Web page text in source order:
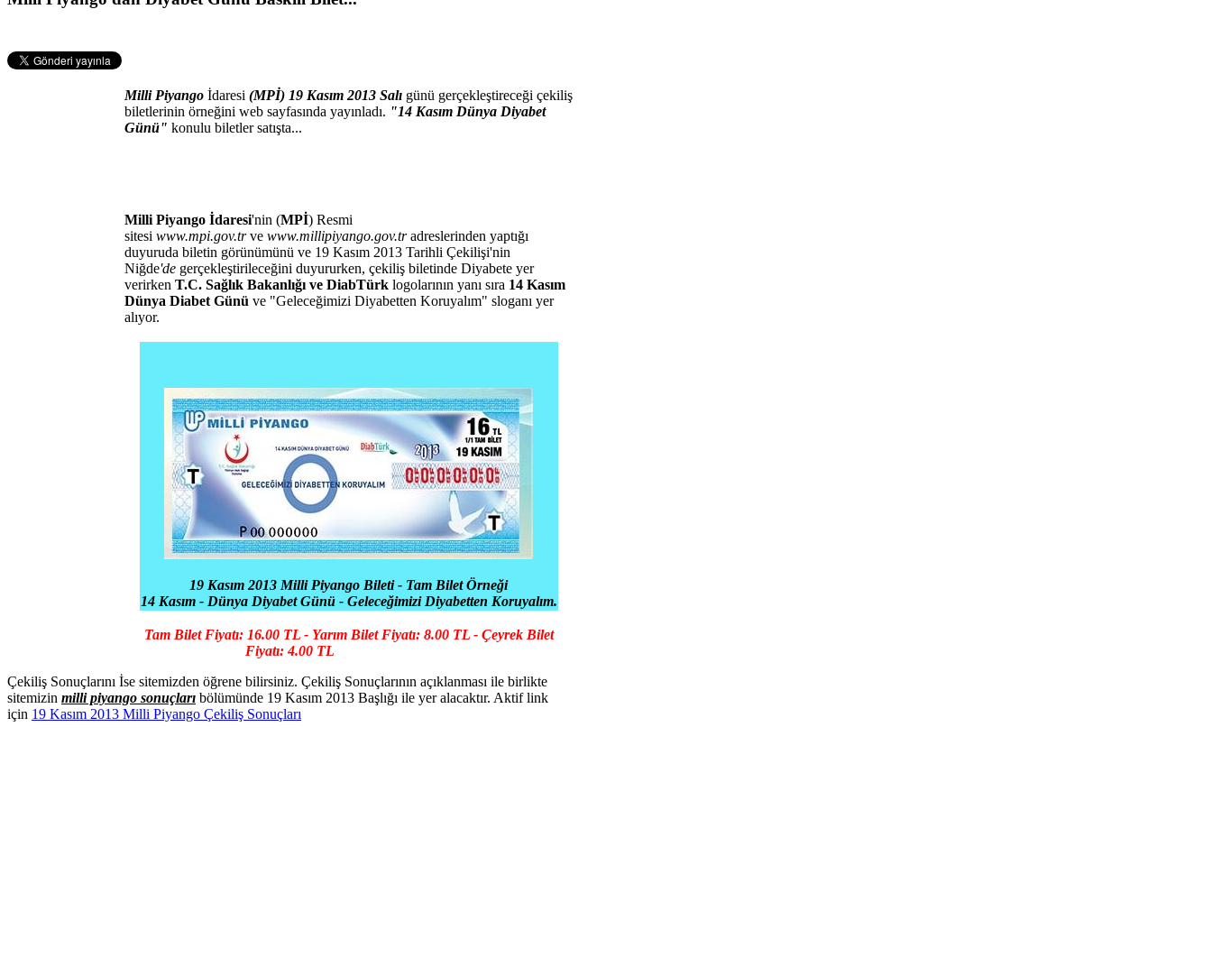
Milli Piyango İdaresi (MPİ) 19 Kasım 2013 Salı günü gerçekleştireceği çekiliş
biletlerinin örneğini web sayfasında yayınladı. "14 Kasım Dünya Diyabet
Günü" konulu biletler satışta...
Milli Piyango İdaresi'nin (MPİ) Resmi
sitesi www.mpi.gov.trve www.millipiyango.gov.tradreslerinden yaptığı
duyuruda biletin görünümünü ve 19 Kasım 2013 Tarihli Çekilişi'nin
Niğde'de gerçekleştirileceğini duyururken, çekiliş biletinde Diyabete yer
verirken T.C. Sağlık Bakanlığı ve DiabTürk logolarının yanı sıra 14 Kasım
Dünya Diabet Günü ve "Geleceğimizi Diyabetten Koruyalım" sloganı yer
alıyor.
19 Kasım 2013 Milli Piyango Bileti - Tam Bilet Örneği
14 Kasım - Dünya Diyabet Günü - Geleceğimizi Diyabetten Koruyalım.
Tam Bilet Fiyatı: 16.00 TL - Yarım Bilet Fiyatı: 8.00 TL - Çeyrek Bilet
Fiyatı: 4.00 TL
Çekiliş Sonuçlarını İse sitemizden öğrene bilirsiniz. Çekiliş Sonuçlarının açıklanması ile birlikte
sitemizin milli piyango sonuçları bölümünde 19 Kasım 2013 Başlığı ile yer alacaktır. Aktif link
için 19 Kasım 2013 Milli Piyango Çekiliş Sonuçları